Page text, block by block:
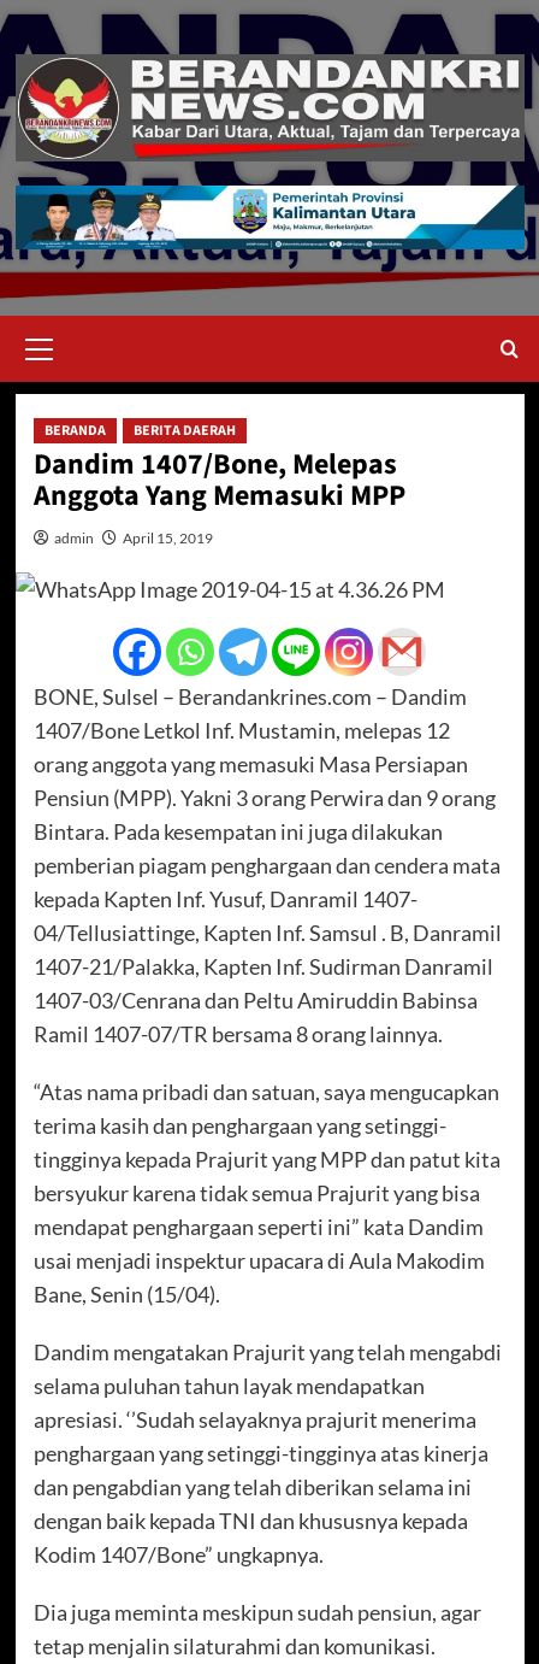
Skip
content
Menu
BERANDA BERITA DAERAH
Dandim 1407/Bone, Melepas
Anggota Yang Memasuki MPP
admin April 15, 2019
BONE, Sulsel – Berandankrines.com – Dandim
1407/Bone Letkol Inf. Mustamin, melepas 12
orang anggota yang memasuki Masa Persiapan
Pensiun (MPP). Yakni 3 orang Perwira dan 9 orang
Bintara. Pada kesempatan ini juga dilakukan
pemberian piagam penghargaan dan cendera mata
kepada Kapten Inf. Yusuf, Danramil 1407-
04/Tellusiattinge, Kapten Inf. Samsul . B, Danramil
1407-21/Palakka, Kapten Inf. Sudirman Danramil
1407-03/Cenrana dan Peltu Amiruddin Babinsa
Ramil 1407-07/TR bersama 8 orang lainnya.
“Atas nama pribadi dan satuan, saya mengucapkan
terima kasih dan penghargaan yang setinggi-
tingginya kepada Prajurit yang MPP dan patut kita
bersyukur karena tidak semua Prajurit yang bisa
mendapat penghargaan seperti ini” kata Dandim
usai menjadi inspektur upacara di Aula Makodim
Bane, Senin (15/04).
Dandim mengatakan Prajurit yang telah mengabdi
selama puluhan tahun layak mendapatkan
apresiasi. ‘’Sudah selayaknya prajurit menerima
penghargaan yang setinggi-tingginya atas kinerja
dan pengabdian yang telah diberikan selama ini
dengan baik kepada TNI dan khususnya kepada
Kodim 1407/Bone” ungkapnya.
Dia juga meminta meskipun sudah pensiun, agar
tetap menjalin silaturahmi dan komunikasi.